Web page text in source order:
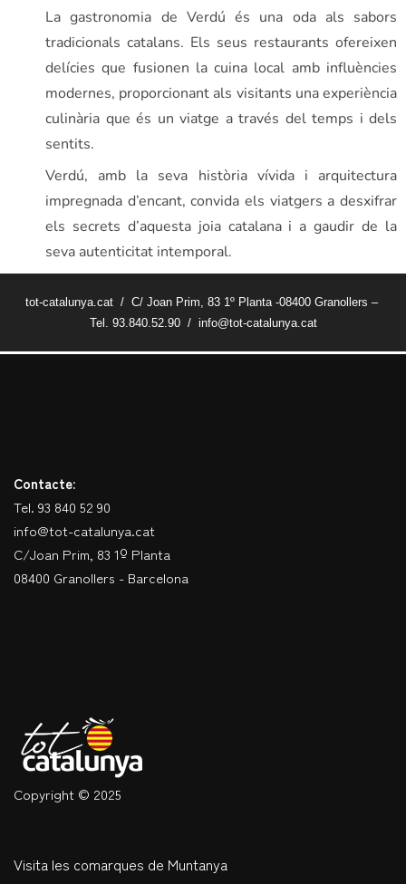
La gastronomia de Verdú és una oda als sabors
tradicionals catalans. Els seus restaurants ofereixen
delícies que fusionen la cuina local amb influències
modernes, proporcionant als visitants una experiència
culinària que és un viatge a través del temps i dels
sentits.
Verdú, amb la seva història vívida i arquitectura
impregnada d’encant, convida els viatgers a desxifrar
els secrets d’aquesta joia catalana i a gaudir de la
seva autenticitat intemporal.
tot-catalunya.cat / C/ Joan Prim, 83 1º Planta -08400 Granollers –
Tel. 93.840.52.90 / info@tot-catalunya.cat
Contacte:
Tel. 93 840 52 90
info@tot-catalunya.cat
C/Joan Prim, 83 1º Planta
08400 Granollers - Barcelona
Copyright © 2025
Visita les comarques de Muntanya